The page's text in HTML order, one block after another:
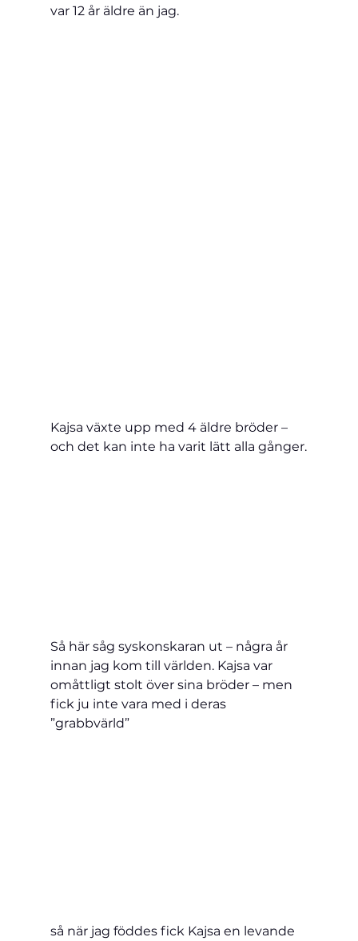
var 12 år äldre än jag.
Kajsa växte upp med 4 äldre bröder –
och det kan inte ha varit lätt alla gånger.
Så här såg syskonskaran ut – några år
innan jag kom till världen. Kajsa var
omåttligt stolt över sina bröder – men
fick ju inte vara med i deras
”grabbvärld”
så när jag föddes fick Kajsa en levande